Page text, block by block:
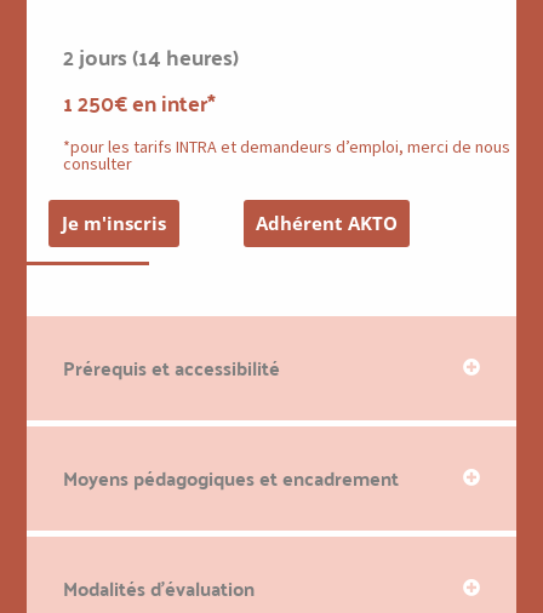
2 jours (14 heures)
1 250€ en inter*
*pour les tarifs INTRA et demandeurs d’emploi, merci de nous
consulter
Je m'inscris Adhérent AKTO
Prérequis et accessibilité
Moyens pédagogiques et encadrement
Modalités d'évaluation